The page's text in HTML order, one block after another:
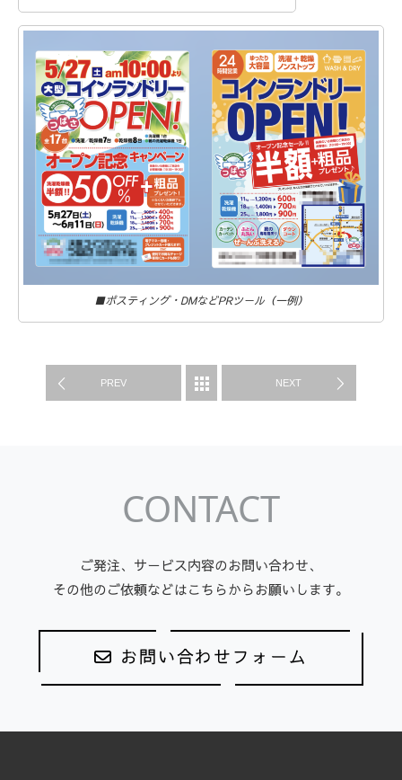
■ポスティング・DMなどPRツール（一例）
PREV
WORK NEXT
CONTACT
ご発注、サービス内容のお問い合わせ、
その他のご依頼などはこちらからお願いします。
お問い合わせフォーム